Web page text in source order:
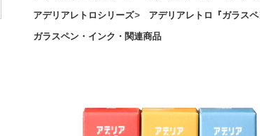
アデリアレトロシリーズ
アデリアレトロ『ガラスペ
ガラスペン・インク・関連商品